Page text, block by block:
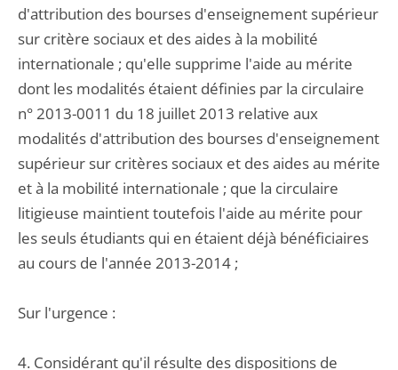
d'attribution des bourses d'enseignement supérieur
sur critère sociaux et des aides à la mobilité
internationale ; qu'elle supprime l'aide au mérite
dont les modalités étaient définies par la circulaire
n° 2013-0011 du 18 juillet 2013 relative aux
modalités d'attribution des bourses d'enseignement
supérieur sur critères sociaux et des aides au mérite
et à la mobilité internationale ; que la circulaire
litigieuse maintient toutefois l'aide au mérite pour
les seuls étudiants qui en étaient déjà bénéficiaires
au cours de l'année 2013-2014 ;
Sur l'urgence :
4. Considérant qu'il résulte des dispositions de